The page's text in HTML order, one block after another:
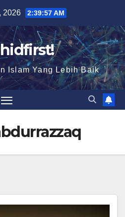
2026 2:39:57 AM
Islam Yang Lebih Baik